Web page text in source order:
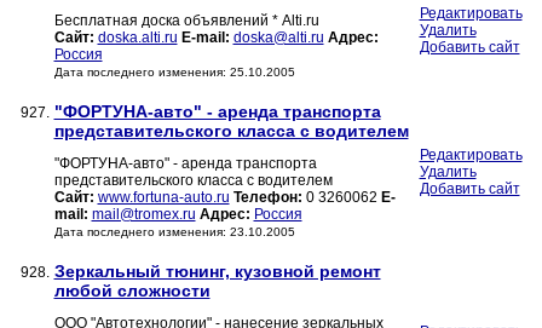
Бесплатная доска объявлений * Alti.ru
Сайт: doska.alti.ru E-mail: doska@alti.ru Адрес:
Россия
Дата последнего изменения: 25.10.2005
Редактировать
Удалить
Добавить сайт
927. "ФОРТУНА-авто" - аренда транспорта
представительского класса с водителем
"ФОРТУНА-авто" - аренда транспорта
представительского класса с водителем
Сайт: www.fortuna-auto.ru Телефон: 0 3260062 E-
mail: mail@tromex.ru Адрес: Россия
Дата последнего изменения: 23.10.2005
Редактировать
Удалить
Добавить сайт
928. Зеркальный тюнинг, кузовной ремонт
любой сложности
ООО "Автотехнологии" - нанесение зеркальных